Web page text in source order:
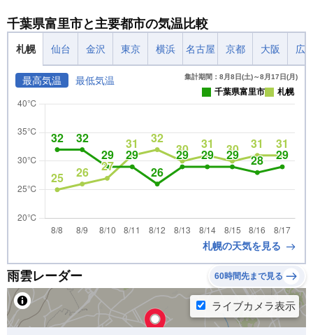
千葉県富里市と主要都市の気温比較
札幌 仙台 金沢 東京 横浜 名古屋 京都 大阪 広
最高気温 最低気温 集計期間：8月8日(土)～8月17日(月)
千葉県富里市 札幌
札幌の天気を見る
雨雲レーダー 60時間先まで見る